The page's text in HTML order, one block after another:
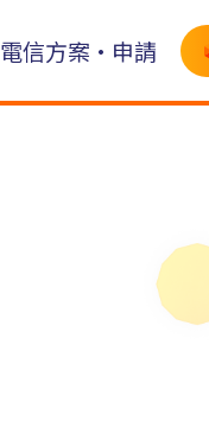
電信方案•申請